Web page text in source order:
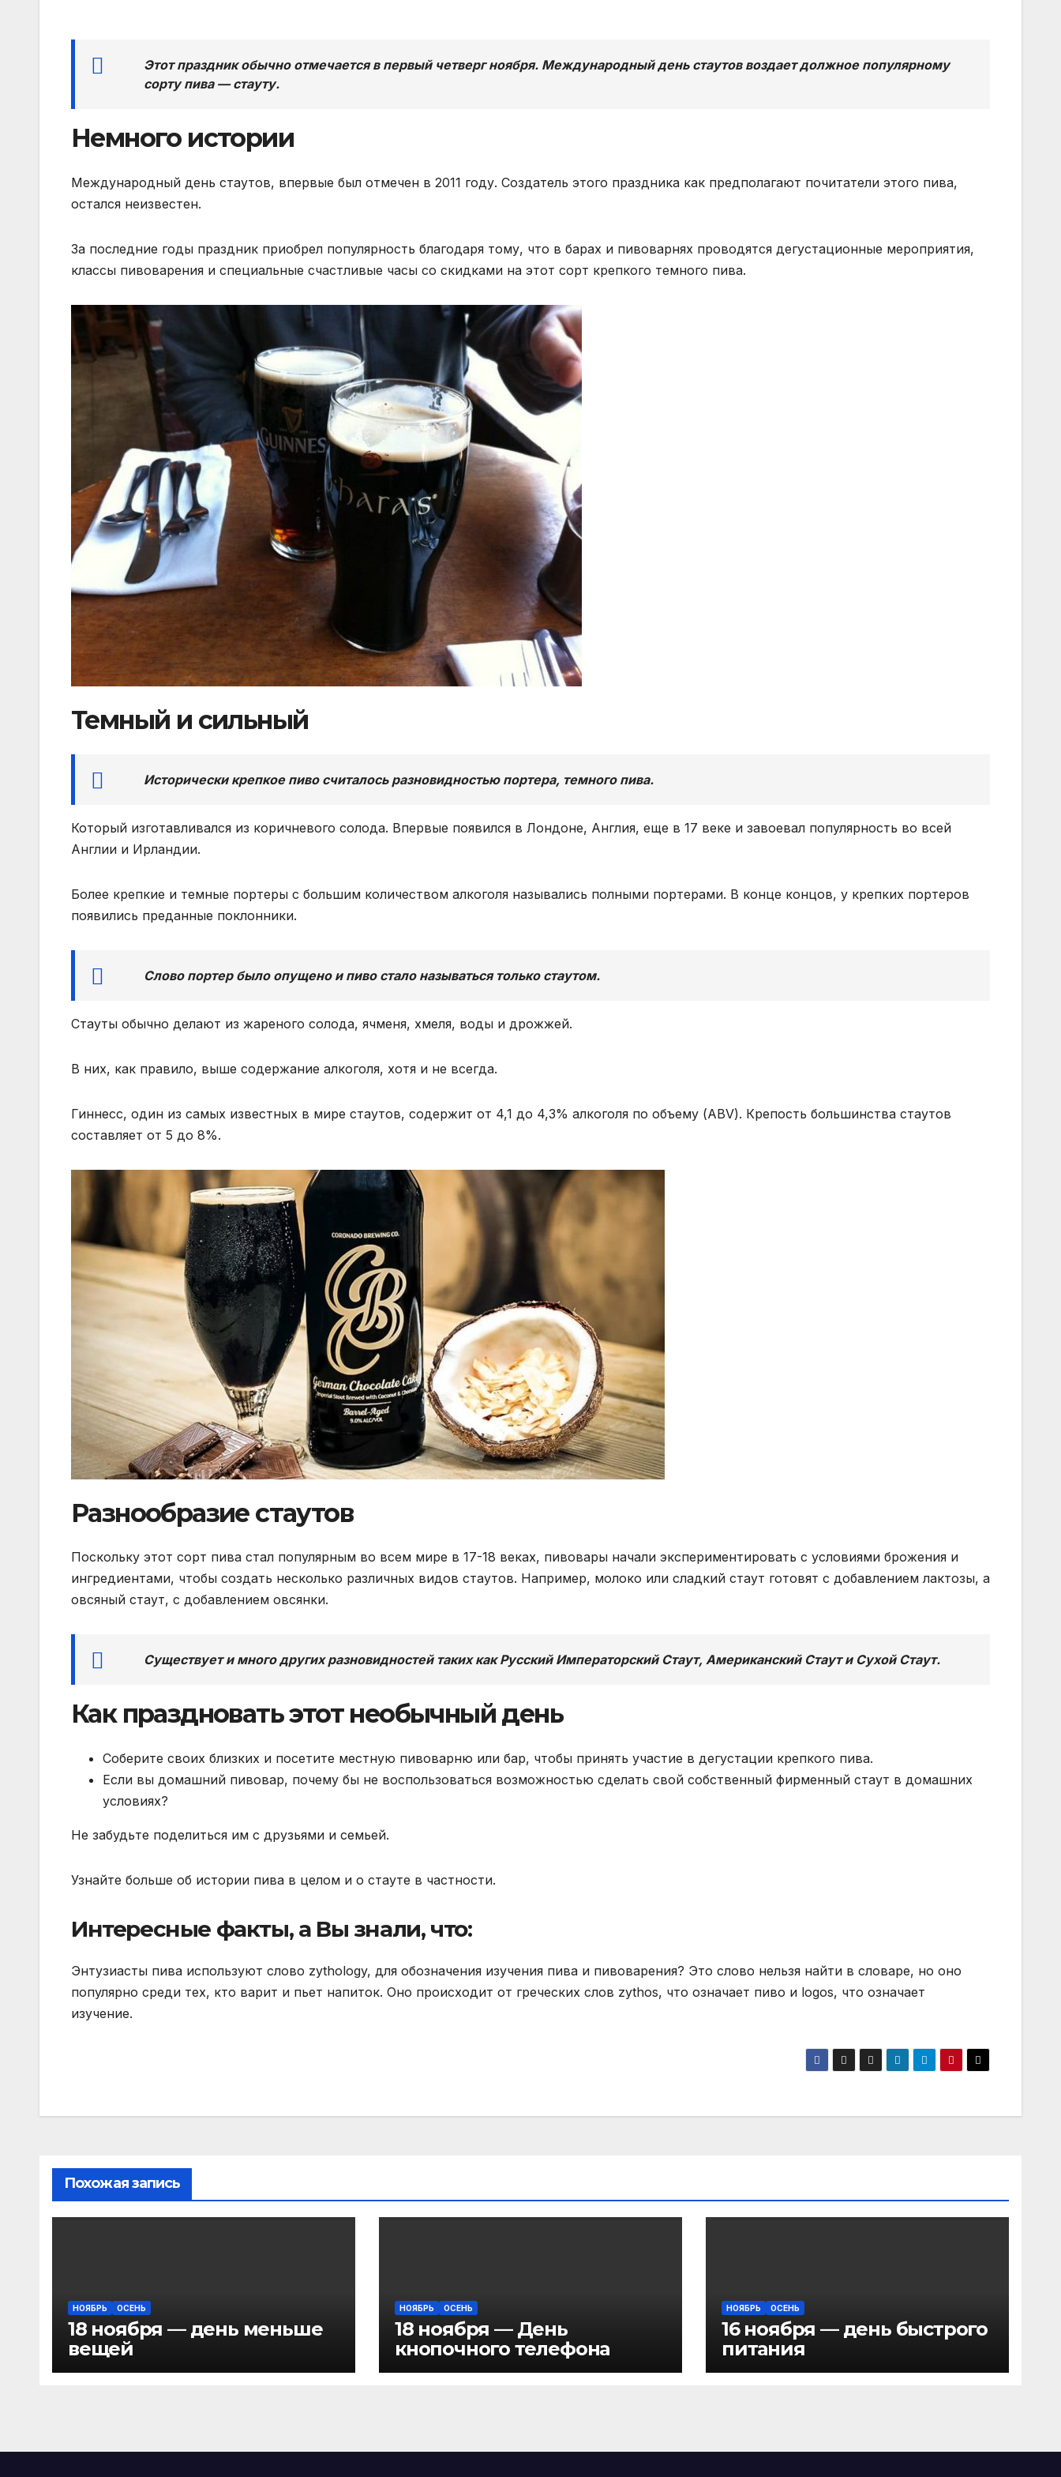
Этот праздник обычно отмечается в первый четверг ноября. Международный день стаутов воздает должное популярному
сорту пива — стауту.
Немного истории
Международный день стаутов, впервые был отмечен в 2011 году. Создатель этого праздника как предполагают почитатели этого пива,
остался неизвестен.
За последние годы праздник приобрел популярность благодаря тому, что в барах и пивоварнях проводятся дегустационные мероприятия,
классы пивоварения и специальные счастливые часы со скидками на этот сорт крепкого темного пива.
Темный и сильный
Исторически крепкое пиво считалось разновидностью портера, темного пива.
Который изготавливался из коричневого солода. Впервые появился в Лондоне, Англия, еще в 17 веке и завоевал популярность во всей
Англии и Ирландии.
Более крепкие и темные портеры с большим количеством алкоголя назывались полными портерами. В конце концов, у крепких портеров
появились преданные поклонники.
Слово портер было опущено и пиво стало называться только стаутом.
Стауты обычно делают из жареного солода, ячменя, хмеля, воды и дрожжей.
В них, как правило, выше содержание алкоголя, хотя и не всегда.
Гиннесс, один из самых известных в мире стаутов, содержит от 4,1 до 4,3% алкоголя по объему (ABV). Крепость большинства стаутов
составляет от 5 до 8%.
Разнообразие стаутов
Поскольку этот сорт пива стал популярным во всем мире в 17-18 веках, пивовары начали экспериментировать с условиями брожения и
ингредиентами, чтобы создать несколько различных видов стаутов. Например, молоко или сладкий стаут ​​готовят с добавлением лактозы, а
овсяный стаут, с добавлением овсянки.
Существует и много других разновидностей таких как Русский Императорский Стаут, Американский Стаут и Сухой Стаут.
Как праздновать этот необычный день
Соберите своих близких и посетите местную пивоварню или бар, чтобы принять участие в дегустации крепкого пива.
Если вы домашний пивовар, почему бы не воспользоваться возможностью сделать свой собственный фирменный стаут ​​в домашних
условиях?
Не забудьте поделиться им с друзьями и семьей.
Узнайте больше об истории пива в целом и о стауте в частности.
Интересные факты, а Вы знали, что:
Энтузиасты пива используют слово zythology, для обозначения изучения пива и пивоварения? Это слово нельзя найти в словаре, но оно
популярно среди тех, кто варит и пьет напиток. Оно происходит от греческих слов zythos, что означает пиво и logos, что означает
изучение.
Похожая запись
НОЯБРЬ ОСЕНЬ
18 ноября — день меньше
вещей
НОЯБРЬ ОСЕНЬ
18 ноября — День
кнопочного телефона
НОЯБРЬ ОСЕНЬ
16 ноября — день быстрого
питания